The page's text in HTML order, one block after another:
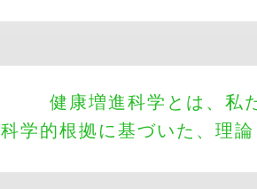
健康増進科学とは、私
科学的根拠に基づいた、理